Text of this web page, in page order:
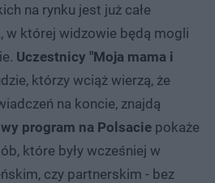
na rynku jest już całe
w której widzowie będą mogli
Uczestnicy "Moja mama i
którzy wciąż wierzą, że
na koncie, znajdą
program na Polsacie pokaże
które były wcześniej w
czy partnerskim - bez